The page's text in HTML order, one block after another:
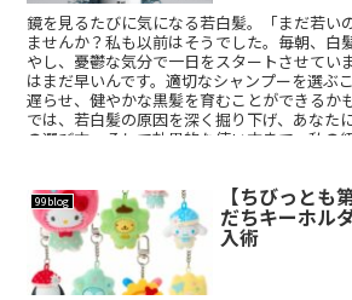
鏡を見るたびに気になる若白髪。「まだ若い
ませんか？私も以前はそうでした。毎朝、白
やし、憂鬱な気分で一日をスタートさせてい
はまだ早いんです。適切なシャンプーを選ぶ
遅らせ、健やかな黒髪を育むことができるか
では、若白髪の原因を深く掘り下げ、あなた
の選び方、そして効果的な使い方まで、私の
99blog 【ちびっとも
だちキーホル
入術